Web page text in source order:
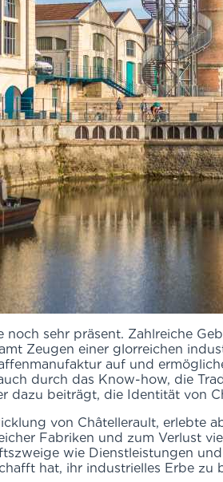
sehr präsent. Zahlreiche
Zeugen einer glorreichen
auf und
durch das Know-how, die
dazu beiträgt, die Identität von
von Châtellerault, erlebte
Fabriken und zum Verlust
wie Dienstleistungen
hat, ihr industrielles Erbe